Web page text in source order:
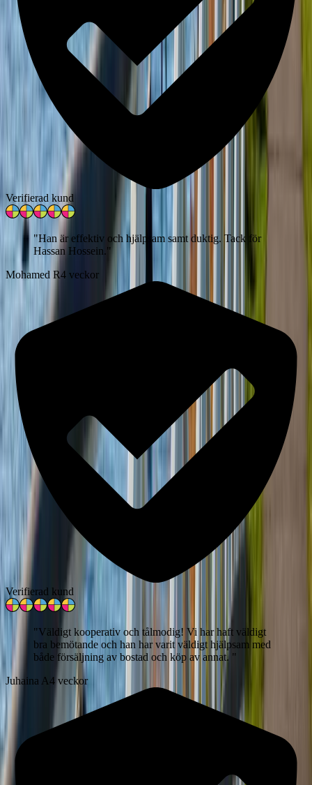
Verifierad kund
"Han är effektiv och hjälpsam samt duktig. Tack för
Hassan Hossein."
Mohamed R4 veckor
Verifierad kund
"Väldigt kooperativ och tålmodig! Vi har haft väldigt
bra bemötande och han har varit väldigt hjälpsam med
både försäljning av bostad och köp av annat. "
Juhaina A4 veckor